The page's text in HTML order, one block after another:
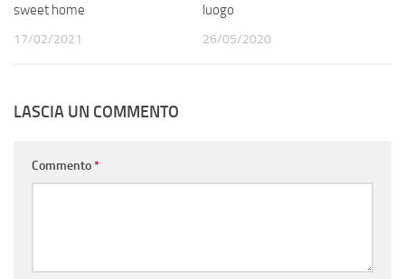
sweet home
17/02/2021
luogo
26/05/2020
LASCIA UN COMMENTO
Commento*